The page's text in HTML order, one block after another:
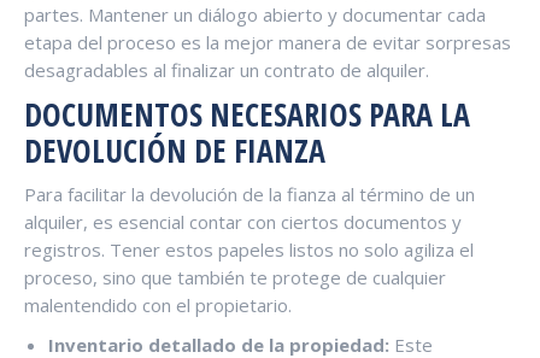
partes. Mantener un diálogo abierto y documentar cada
etapa del proceso es la mejor manera de evitar sorpresas
desagradables al finalizar un contrato de alquiler.
DOCUMENTOS NECESARIOS PARA LA
DEVOLUCIÓN DE FIANZA
Para facilitar la devolución de la fianza al término de un
alquiler, es esencial contar con ciertos documentos y
registros. Tener estos papeles listos no solo agiliza el
proceso, sino que también te protege de cualquier
malentendido con el propietario.
Inventario detallado de la propiedad: Este